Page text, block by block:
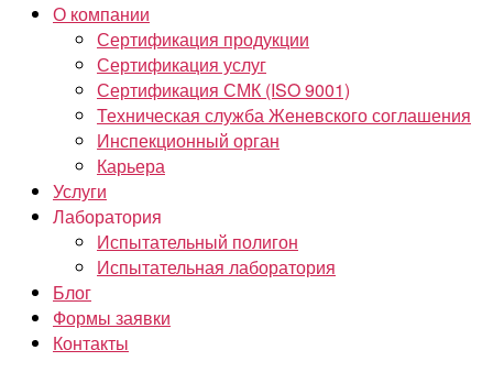
О компании
Сертификация продукции
Сертификация услуг
Сертификация СМК (ISO 9001)
Техническая служба Женевского соглашения
Инспекционный орган
Карьера
Услуги
Лаборатория
Испытательный полигон
Испытательная лаборатория
Блог
Формы заявки
Контакты